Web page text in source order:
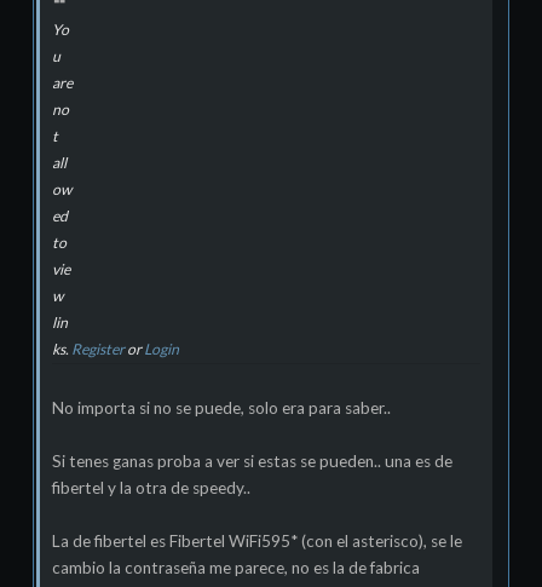
Yo
u
are
no
t
all
ow
ed
to
vie
w
lin
ks. RegisterorLogin
No importa si no se puede, solo era para saber..
Si tenes ganas proba a ver si estas se pueden.. una es de
fibertel y la otra de speedy..
La de fibertel es Fibertel WiFi595* (con el asterisco), se le
cambio la contraseña me parece, no es la de fabrica